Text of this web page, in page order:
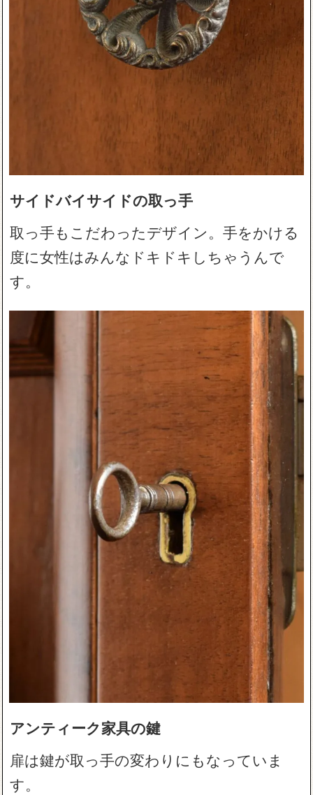
サイドバイサイドの取っ手
取っ手もこだわったデザイン。手をかける
度に女性はみんなドキドキしちゃうんで
す。
アンティーク家具の鍵
扉は鍵が取っ手の変わりにもなっていま
す。